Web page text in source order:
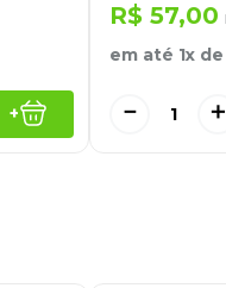
+
R$ 57,00
em até 1x de
＋
－